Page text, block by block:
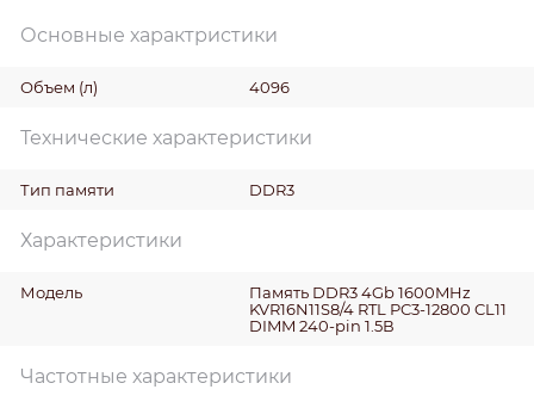
Основные характристики
Объем (л) 4096
Технические характеристики
Тип памяти DDR3
Характеристики
Модель
Память DDR3 4Gb 1600MHz
KVR16N11S8/4 RTL PC3-12800 CL11
DIMM 240-pin 1.5В
Частотные характеристики